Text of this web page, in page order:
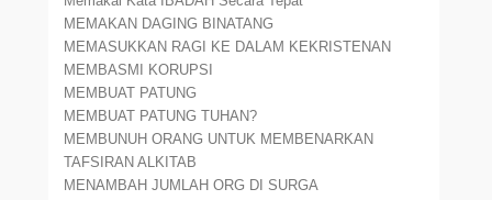
MEMAKAN DAGING BINATANG
MEMASUKKAN RAGI KE DALAM KEKRISTENAN
MEMBASMI KORUPSI
MEMBUAT PATUNG
MEMBUAT PATUNG TUHAN?
MEMBUNUH ORANG UNTUK MEMBENARKAN
TAFSIRAN ALKITAB
MENAMBAH JUMLAH ORG DI SURGA